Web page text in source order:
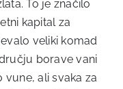
To je značilo
kapital za
veliki komad
borave vani
ali svaka za